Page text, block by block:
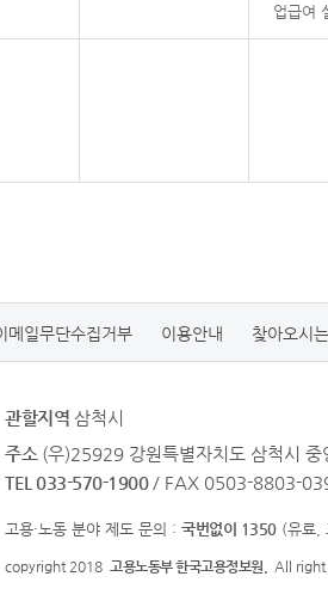
업급여
메일무단수집거부 이용안내 찾아오시
관할지역 삼척시
주소 (우)25929 강원특별자치도 삼척시
TEL 033-570-1900 / FAX 0503-8803-
고용·노동 분야 제도 문의 : 국번없이 1350(유료,
copyright 2018 고용노동부 한국고용정보원. All right